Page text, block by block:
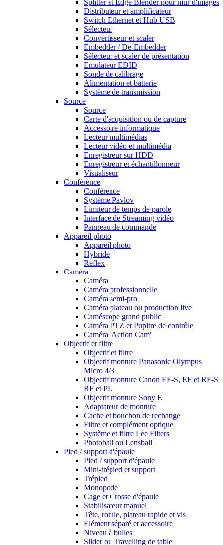
Splitter et Edge Blender pour mur d'images
Distributeur et amplificateur
Switch Ethernet et Hub USB
Sélecteur
Convertisseur et scaler
Embedder / De-Embedder
Sélecteur et scaler de présentation
Emulateur EDID
Sonde de calibrage
Alimentation et batterie
Système de transmission
Source
Source
Carte d'acquisition ou de capture
Accessoire informatique
Lecteur multimédias
Lecteur vidéo et multimédia
Enregistreur sur HDD
Enregistreur et échantillonneur
Visualiseur
Conférence
Conférence
Système Pavlov
Limiteur de temps de parole
Interface de Streaming vidéo
Panneau de commande
Appareil photo
Appareil photo
Hybride
Reflex
Caméra
Caméra
Caméra professionnelle
Caméra semi-pro
Caméra plateau ou production live
Caméscope grand public
Caméra PTZ et Pupitre de contrôle
Caméra 'Action Cam'
Objectif et filtre
Objectif et filtre
Objectif monture Panasonic Olympus
Micro 4/3
Objectif monture Canon EF-S, EF et RF-S
RF et PL
Objectif monture Sony E
Adaptateur de monture
Cache et bouchon de rechange
Filtre et complément optique
Système et filtre Lee Filters
Photoball ou Lensball
Pied / support d'épaule
Pied / support d'épaule
Mini-trépied et support
Trépied
Monopode
Cage et Crosse d'épaule
Stabilisateur manuel
Tête, rotule, plateau rapide et vis
Elément séparé et accessoire
Niveau à bulles
Slider ou Travelling de table